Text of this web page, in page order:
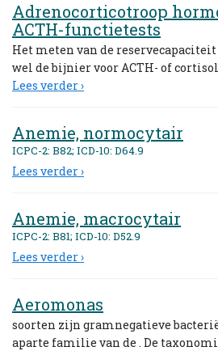
Adrenocorticotroop
ACTH-functietests
Het meten van de reservecapaciteit
wel de bijnier voor ACTH- of
Lees verder ›
Anemie, normocytair
ICPC-2: B82; ICD-10: D64.9
Lees verder ›
Anemie, macrocytair
ICPC-2: B81; ICD-10: D52.9
Lees verder ›
Aeromonas
soorten zijn gramnegatieve
aparte familie van de . De